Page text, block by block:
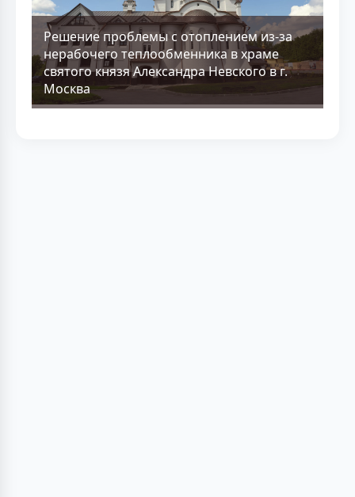
Решение проблемы с отоплением из-за
нерабочего теплообменника в храме
святого князя Александра Невского в г.
Москва